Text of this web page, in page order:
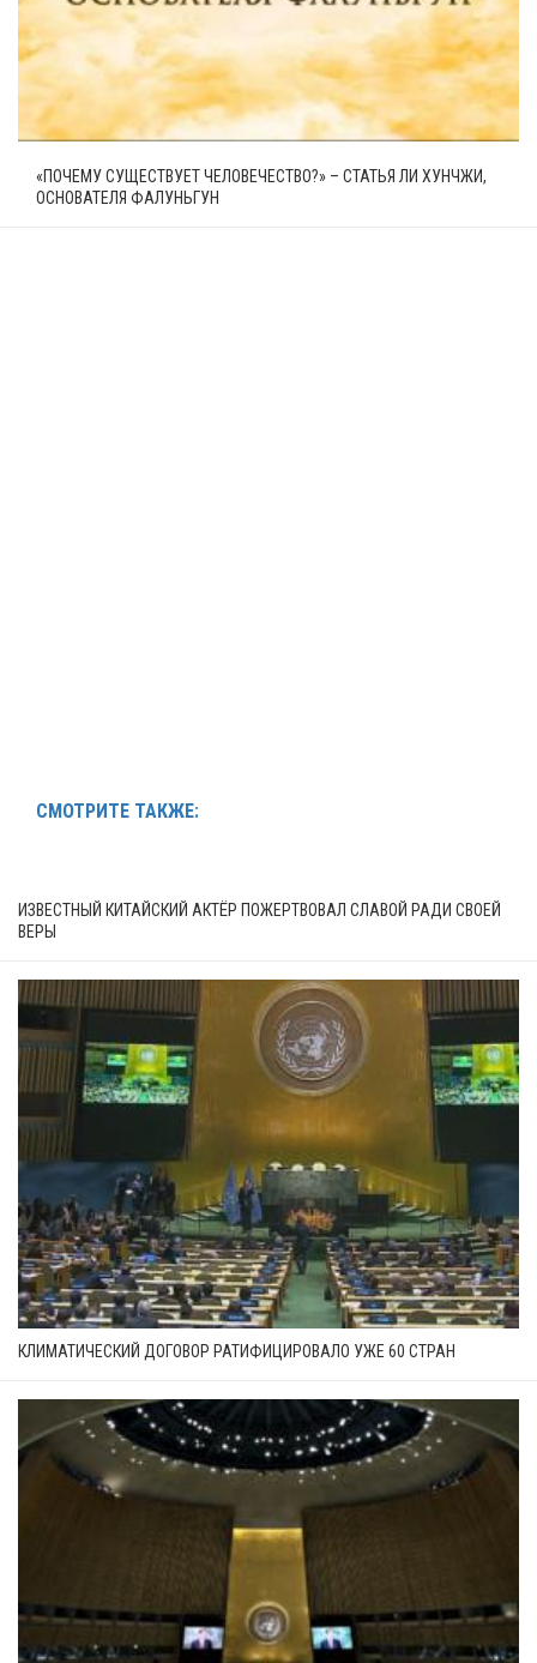
«ПОЧЕМУ СУЩЕСТВУЕТ ЧЕЛОВЕЧЕСТВО?» – СТАТЬЯ ЛИ ХУНЧЖИ,
ОСНОВАТЕЛЯ ФАЛУНЬГУН
СМОТРИТЕ ТАКЖЕ:
ИЗВЕСТНЫЙ КИТАЙСКИЙ АКТЁР ПОЖЕРТВОВАЛ СЛАВОЙ РАДИ СВОЕЙ
ВЕРЫ
КЛИМАТИЧЕСКИЙ ДОГОВОР РАТИФИЦИРОВАЛО УЖЕ 60 СТРАН